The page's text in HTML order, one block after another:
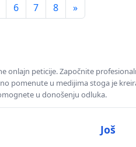
6 7 8 »
onlajn peticije. Započnite
pomenute u medijima stoga je
u donošenju odluka.
Još